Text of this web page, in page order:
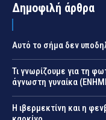
Δημοφιλή άρθρα
Αυτό το σήμα δεν
Τι γνωρίζουμε για τη
άγνωστη γυναίκα
Η ιβερμεκτίνη και η